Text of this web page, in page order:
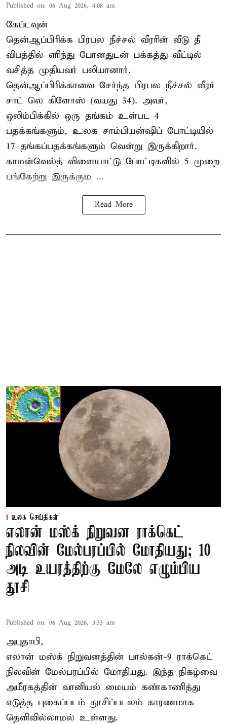
Published on: 06 Aug 2026, 4:08 am
கேப்டவுன்
தென்ஆப்பிரிக்க பிரபல நீச்சல் வீரரின் வீடு தீ
விபத்தில் எரிந்து போனதுடன் பக்கத்து வீட்டில்
வசித்த முதியவர் பலியானார்.
தென்ஆப்பிரிக்காவை சேர்ந்த பிரபல நீச்சல் வீரர்
சாட் லெ கிளோஸ் (வயது 34). அவர்,
ஒலிம்பிக்கில் ஒரு தங்கம் உள்பட 4
பதக்கங்களும், உலக சாம்பியன்ஷிப் போட்டியில்
17 தங்கப்பதக்கங்களும் வென்று இருக்கிறார்.
காமன்வெல்த் விளையாட்டு போட்டிகளில் 5 முறை
பங்கேற்று இருக்கும ...
Read More
உலக செய்திகள்
எலான் மஸ்க் நிறுவன ராக்கெட்
நிலவின் மேல்பரப்பில் மோதியது; 10
அடி உயரத்திற்கு மேலே எழும்பிய
தூசி
Published on: 06 Aug 2026, 3:33 am
அபுதாபி,
எலான் மஸ்க் நிறுவனத்தின் பால்கன்-9 ராக்கெட்
நிலவின் மேல்பரப்பில் மோதியது. இந்த நிகழ்வை
அமீரகத்தின் வானியல் மையம் கண்காணித்து
எடுத்த புகைப்படம் தூசிப்படலம் காரணமாக
தெளிவில்லாமல் உள்ளது.